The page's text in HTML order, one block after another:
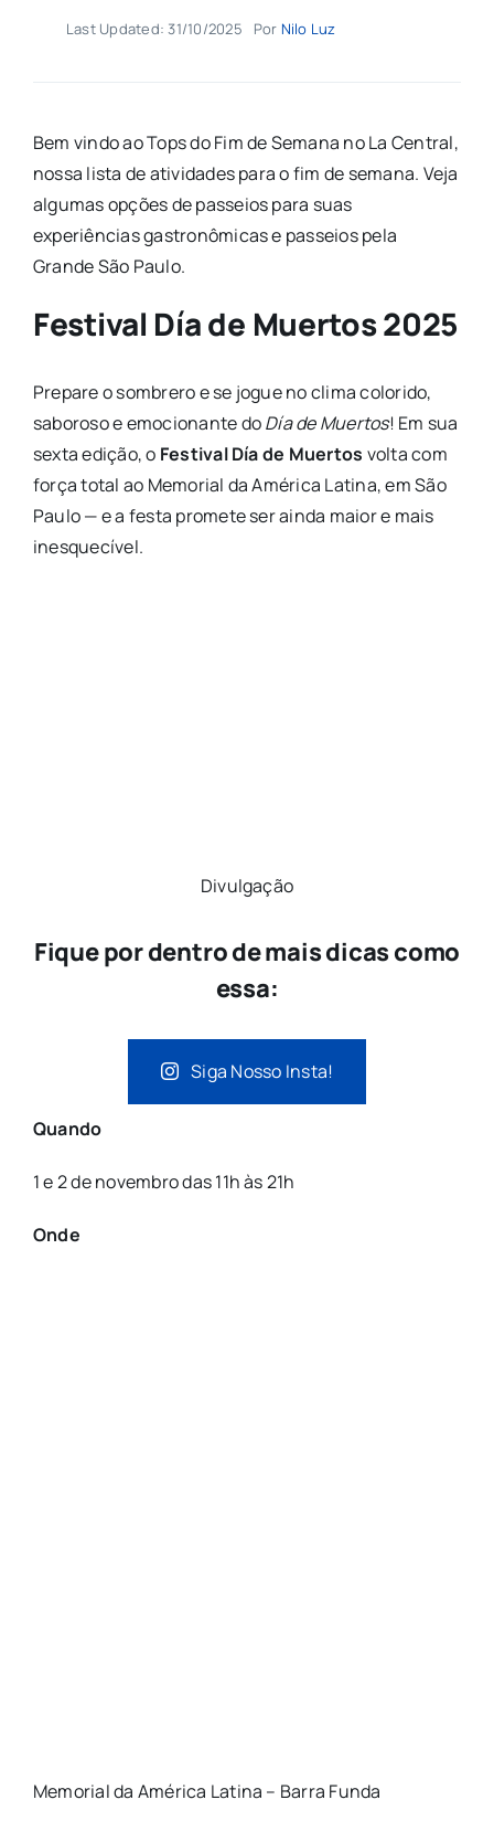
Last Updated: 31/10/2025 Por Nilo Luz
Bem vindo ao Tops do Fim de Semana no La Central,
nossa lista de atividades para o fim de semana. Veja
algumas opções de passeios para suas
experiências gastronômicas e passeios pela
Grande São Paulo.
Festival Día de Muertos 2025
Prepare o sombrero e se jogue no clima colorido,
saboroso e emocionante doDía de Muertos! Em sua
sexta edição, o Festival Día de Muertos volta com
força total ao Memorial da América Latina, em São
Paulo — e a festa promete ser ainda maior e mais
inesquecível.
Divulgação
Fique por dentro de mais dicas como
essa:
Siga Nosso Insta!
Quando
1 e 2 de novembro das 11h às 21h
Onde
Memorial da América Latina – Barra Funda